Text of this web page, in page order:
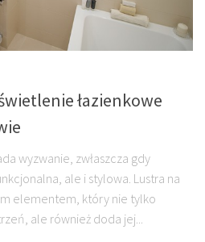
łazienkowe
wyzwanie, zwłaszcza gdy
ale i stylowa. Lustra na
elementem, który nie tylko
ale również doda jej...